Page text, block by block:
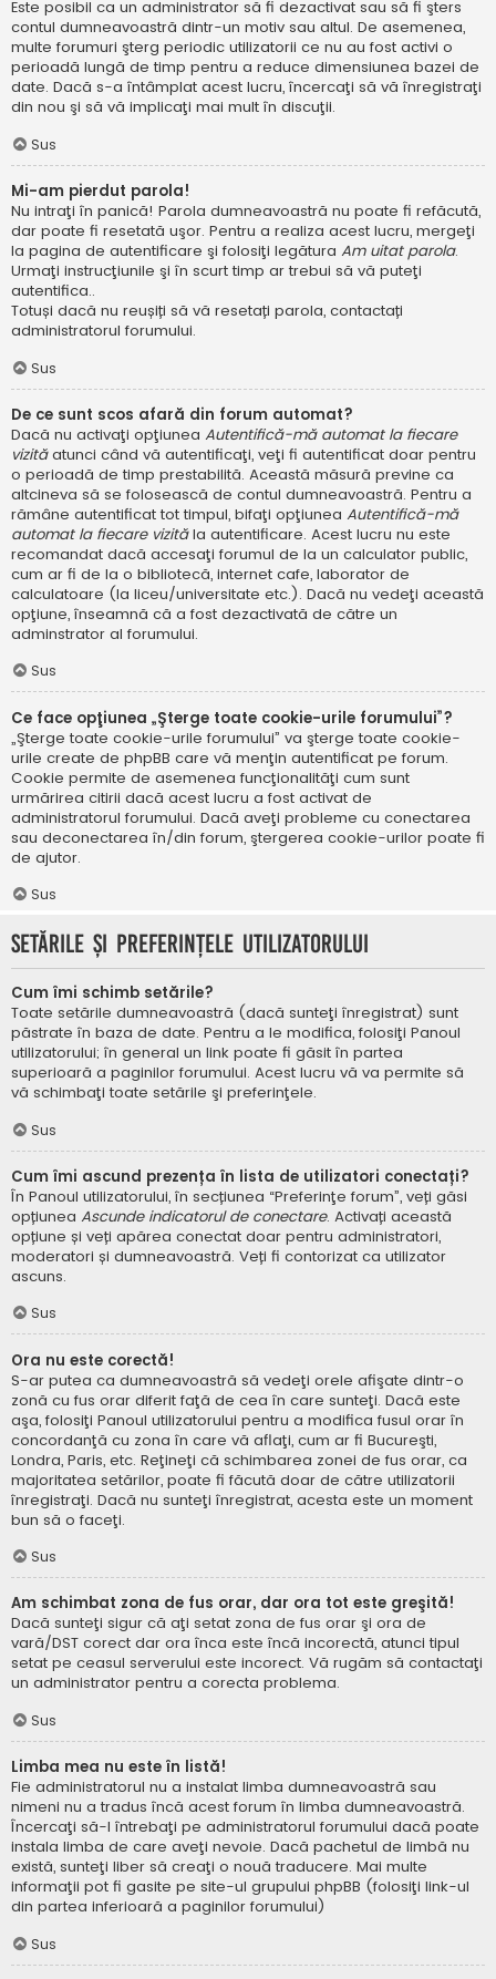
Este posibil ca un administrator să fi dezactivat sau să fi şters
contul dumneavoastră dintr-un motiv sau altul. De asemenea,
multe forumuri şterg periodic utilizatorii ce nu au fost activi o
perioadă lungă de timp pentru a reduce dimensiunea bazei de
date. Dacă s-a întâmplat acest lucru, încercaţi să vă înregistraţi
din nou şi să vă implicaţi mai mult în discuţii.
Sus
Mi-am pierdut parola!
Nu intraţi în panică! Parola dumneavoastră nu poate fi refăcută,
dar poate fi resetată uşor. Pentru a realiza acest lucru, mergeţi
la pagina de autentificare şi folosiţi legătura Am uitat parola.
Urmaţi instrucţiunile şi în scurt timp ar trebui să vă puteţi
autentifica..
Totuși dacă nu reușiți să vă resetați parola, contactați
administratorul forumului.
Sus
De ce sunt scos afară din forum automat?
Dacă nu activaţi opţiunea Autentifică-mă automat la fiecare
vizităatunci când vă autentificaţi, veţi fi autentificat doar pentru
o perioadă de timp prestabilită. Această măsură previne ca
altcineva să se folosească de contul dumneavoastră. Pentru a
rămâne autentificat tot timpul, bifaţi opţiunea Autentifică-mă
automat la fiecare vizităla autentificare. Acest lucru nu este
recomandat dacă accesaţi forumul de la un calculator public,
cum ar fi de la o bibliotecă, internet cafe, laborator de
calculatoare (la liceu/universitate etc.). Dacă nu vedeţi această
opţiune, înseamnă că a fost dezactivată de către un
adminstrator al forumului.
Sus
Ce face opţiunea „Şterge toate cookie-urile forumului”?
„Şterge toate cookie-urile forumului” va şterge toate cookie-
urile create de phpBB care vă menţin autentificat pe forum.
Cookie permite de asemenea funcţionalităţi cum sunt
urmărirea citirii dacă acest lucru a fost activat de
administratorul forumului. Dacă aveţi probleme cu conectarea
sau deconectarea în/din forum, ştergerea cookie-urilor poate fi
de ajutor.
Sus
Setările şi preferinţele utilizatorului
Cum îmi schimb setările?
Toate setările dumneavoastră (dacă sunteţi înregistrat) sunt
păstrate în baza de date. Pentru a le modifica, folosiţi Panoul
utilizatorului; în general un link poate fi găsit în partea
superioară a paginilor forumului. Acest lucru vă va permite să
vă schimbaţi toate setările şi preferinţele.
Sus
Cum îmi ascund prezența în lista de utilizatori conectați?
În Panoul utilizatorului, în secțiunea “Preferinţe forum”, veți găsi
opțiunea Ascunde indicatorul de conectare. Activați această
opțiune și veți apărea conectat doar pentru administratori,
moderatori și dumneavoastră. Veți fi contorizat ca utilizator
ascuns.
Sus
Ora nu este corectă!
S-ar putea ca dumneavoastră să vedeţi orele afişate dintr-o
zonă cu fus orar diferit faţă de cea în care sunteţi. Dacă este
aşa, folosiţi Panoul utilizatorului pentru a modifica fusul orar în
concordanţă cu zona în care vă aflaţi, cum ar fi Bucureşti,
Londra, Paris, etc. Reţineţi că schimbarea zonei de fus orar, ca
majoritatea setărilor, poate fi făcută doar de către utilizatorii
înregistraţi. Dacă nu sunteţi înregistrat, acesta este un moment
bun să o faceţi.
Sus
Am schimbat zona de fus orar, dar ora tot este greşită!
Dacă sunteţi sigur că aţi setat zona de fus orar şi ora de
vară/DST corect dar ora înca este încă incorectă, atunci tipul
setat pe ceasul serverului este incorect. Vă rugăm să contactaţi
un administrator pentru a corecta problema.
Sus
Limba mea nu este în listă!
Fie administratorul nu a instalat limba dumneavoastră sau
nimeni nu a tradus încă acest forum în limba dumneavoastră.
Încercaţi să-l întrebaţi pe administratorul forumului dacă poate
instala limba de care aveţi nevoie. Dacă pachetul de limbă nu
există, sunteţi liber să creaţi o nouă traducere. Mai multe
informaţii pot fi gasite pe site-ul grupului phpBB (folosiţi link-ul
din partea inferioară a paginilor forumului)
Sus